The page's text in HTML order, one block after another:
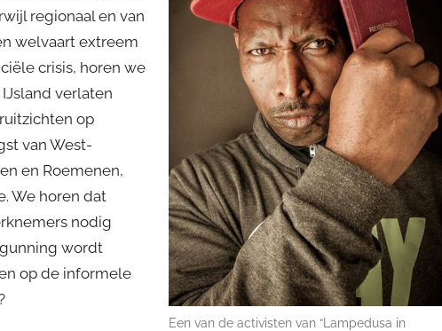
Een van de activisten van “Lampedusa in
regionaal en van
welvaart extreem
crisis, horen we
verlaten
op
van West-
en Roemenen,
We horen dat
nodig
wordt
op de informele